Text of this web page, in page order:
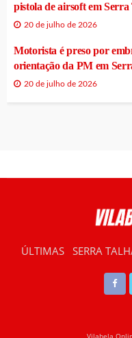
pistola de airsoft em Serra
20 de julho de 2026
Motorista é preso por
orientação da PM em
20 de julho de 2026
ÚLTIMAS SERRA